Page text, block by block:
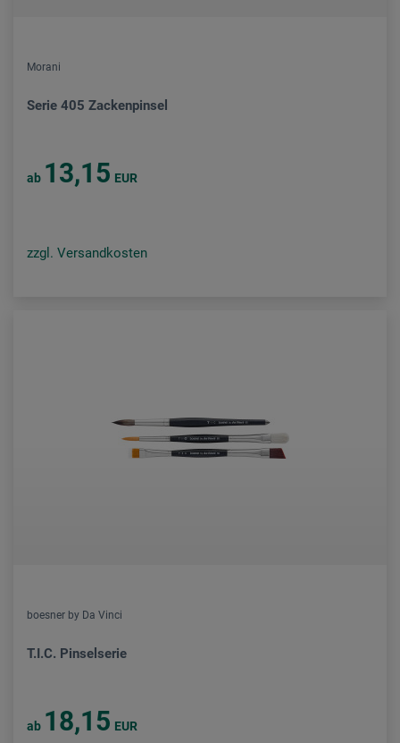
Morani
Serie 405 Zackenpinsel
ab 13,15 EUR
zzgl. Versandkosten
boesner by Da Vinci
T.I.C. Pinselserie
ab 18,15 EUR